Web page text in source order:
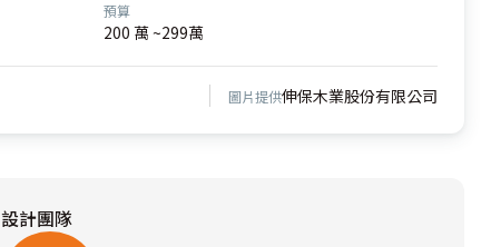
預算
200 萬 ~299萬
圖片提供伸保木業股份有限公司
設計團隊